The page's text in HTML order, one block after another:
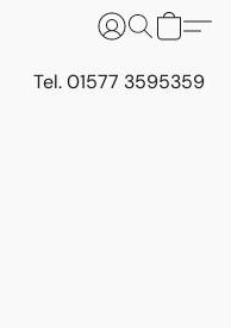
Tel. 01577 3595359